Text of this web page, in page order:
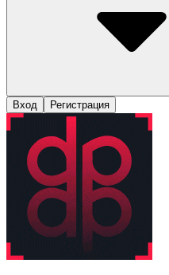
Вход Регистрация